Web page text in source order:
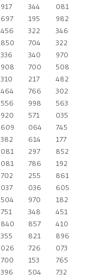
917 344
081
697 195
982
456 322
346
850 704
322
336 340
970
908 700
508
310 217
482
464 766
302
556 998
563
920 571
035
609 064
745
382 614
177
081 297
852
081 786
192
702 255
861
037 036
605
504 970
182
751 348
451
840 857
410
355 821
896
026 726
073
700 153
765
396 504
732